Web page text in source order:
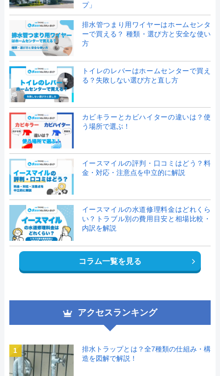
プ」
排水管つまり用ワイヤーはホームセンタ
ーで買える？ 種類・選び方と安全な使い
方
トイレのレバーはホームセンターで買え
る？失敗しない選び方と直し方
カビキラーとカビハイターの違いは？使
う場所で選ぶ！
イースマイルの評判・口コミはどう？料
金・対応・注意点を中立的に解説
イースマイルの水道修理料金はどれくら
い？トラブル別の費用目安と相場比較・
内訳を解説
コラム一覧を見る
アクセスランキング
1
排水トラップとは？全7種類の仕組み・構
造を図解で解説！